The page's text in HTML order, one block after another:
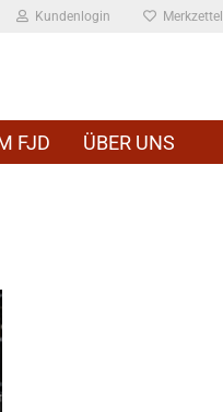
Kundenlogin Merkzettel
FJD ÜBER UNS